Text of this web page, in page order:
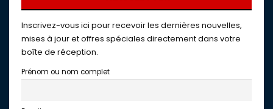
Inscrivez-vous ici pour recevoir les dernières nouvelles,
mises à jour et offres spéciales directement dans votre
boîte de réception.
Prénom ou nom complet